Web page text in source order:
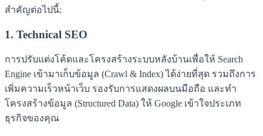
สำคัญต่อไปนี้:
1. Technical SEO
การปรับแต่งโค้ดและโครงสร้างระบบหลังบ้านเพื่อให้ Search
Engine เข้ามาเก็บข้อมูล (Crawl & Index) ได้ง่ายที่สุด รวมถึงการ
เพิ่มความเร็วหน้าเว็บ รองรับการแสดงผลบนมือถือ และทำ
โครงสร้างข้อมูล (Structured Data) ให้ Google เข้าใจประเภท
ธุรกิจของคุณ